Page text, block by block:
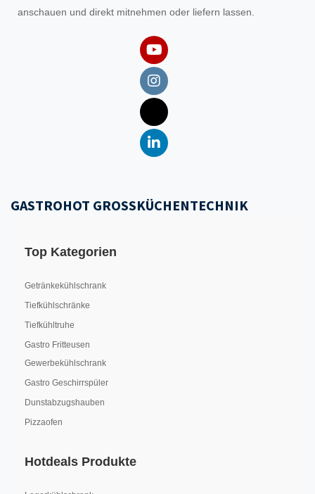
anschauen und direkt mitnehmen oder liefern lassen.
GASTROHOT GROSSKÜCHENTECHNIK
Top Kategorien
Getränkekühlschrank
Tiefkühlschränke
Tiefkühltruhe
Gastro Fritteusen
Gewerbekühlschrank
Gastro Geschirrspüler
Dunstabzugshauben
Pizzaofen
Hotdeals Produkte